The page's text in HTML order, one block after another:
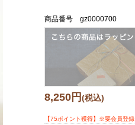
商品番号 gz0000700
8,250円(税込)
【75ポイント獲得】※要会員登録